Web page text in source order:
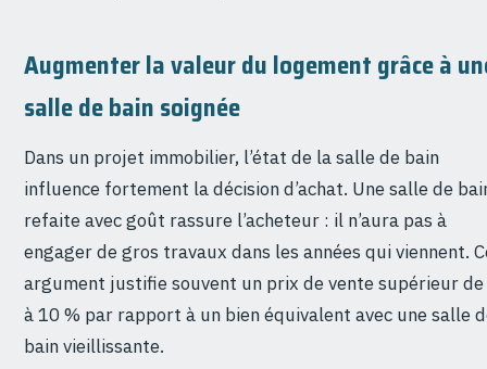
Augmenter la valeur du logement grâce à
salle de bain soignée
Dans un projet immobilier, l’état de la salle de bain
influence fortement la décision d’achat. Une salle de
refaite avec goût rassure l’acheteur : il n’aura pas à
engager de gros travaux dans les années qui viennent.
argument justifie souvent un prix de vente supérieur
à 10 % par rapport à un bien équivalent avec une salle
bain vieillissante.